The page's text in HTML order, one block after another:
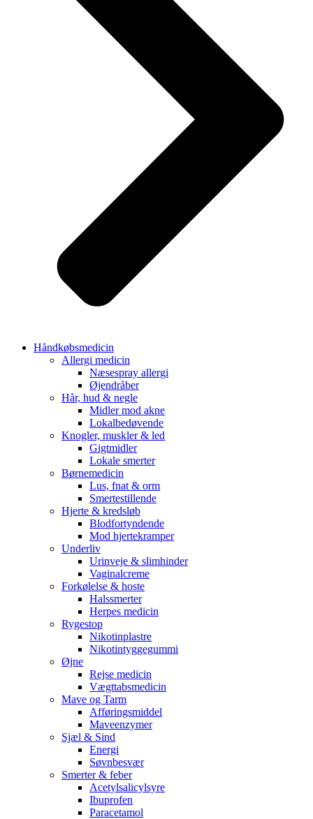
Håndkøbsmedicin
Allergi medicin
Næsespray allergi
Øjendråber
Hår, hud & negle
Midler mod akne
Lokalbedøvende
Knogler, muskler & led
Gigtmidler
Lokale smerter
Børnemedicin
Lus, fnat & orm
Smertestillende
Hjerte & kredsløb
Blodfortyndende
Mod hjertekramper
Underliv
Urinveje & slimhinder
Vaginalcreme
Forkølelse & hoste
Halssmerter
Herpes medicin
Rygestop
Nikotinplastre
Nikotintyggegummi
Øjne
Rejse medicin
Vægttabsmedicin
Mave og Tarm
Afføringsmiddel
Maveenzymer
Sjæl & Sind
Energi
Søvnbesvær
Smerter & feber
Acetylsalicylsyre
Ibuprofen
Paracetamol